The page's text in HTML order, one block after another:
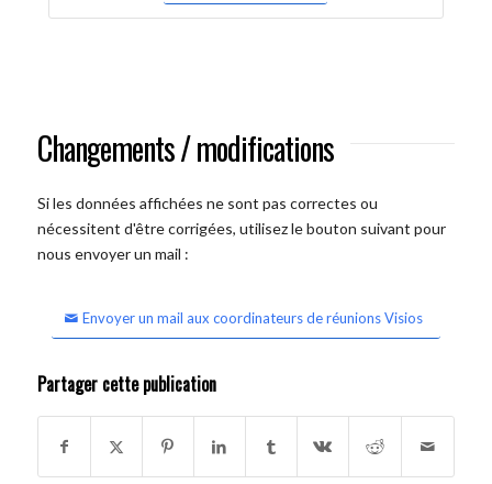
Changements / modifications
Si les données affichées ne sont pas correctes ou
nécessitent d'être corrigées, utilisez le bouton suivant pour
nous envoyer un mail :
Envoyer un mail aux coordinateurs de réunions Visios
Partager cette publication